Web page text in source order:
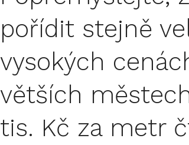
pořídit stejně
vysokých
větších
tis. Kč za metr